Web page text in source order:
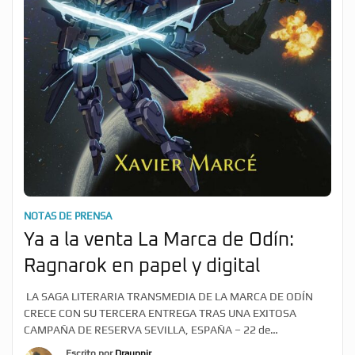
NOTAS DE PRENSA
Ya a la venta La Marca de Odín:
Ragnarok en papel y digital
LA SAGA LITERARIA TRANSMEDIA DE LA MARCA DE ODÍN
CRECE CON SU TERCERA ENTREGA TRAS UNA EXITOSA
CAMPAÑA DE RESERVA SEVILLA, ESPAÑA – 22 de
DICIEMBRE, 2021 – El autor y creador Xavier Marcé ha